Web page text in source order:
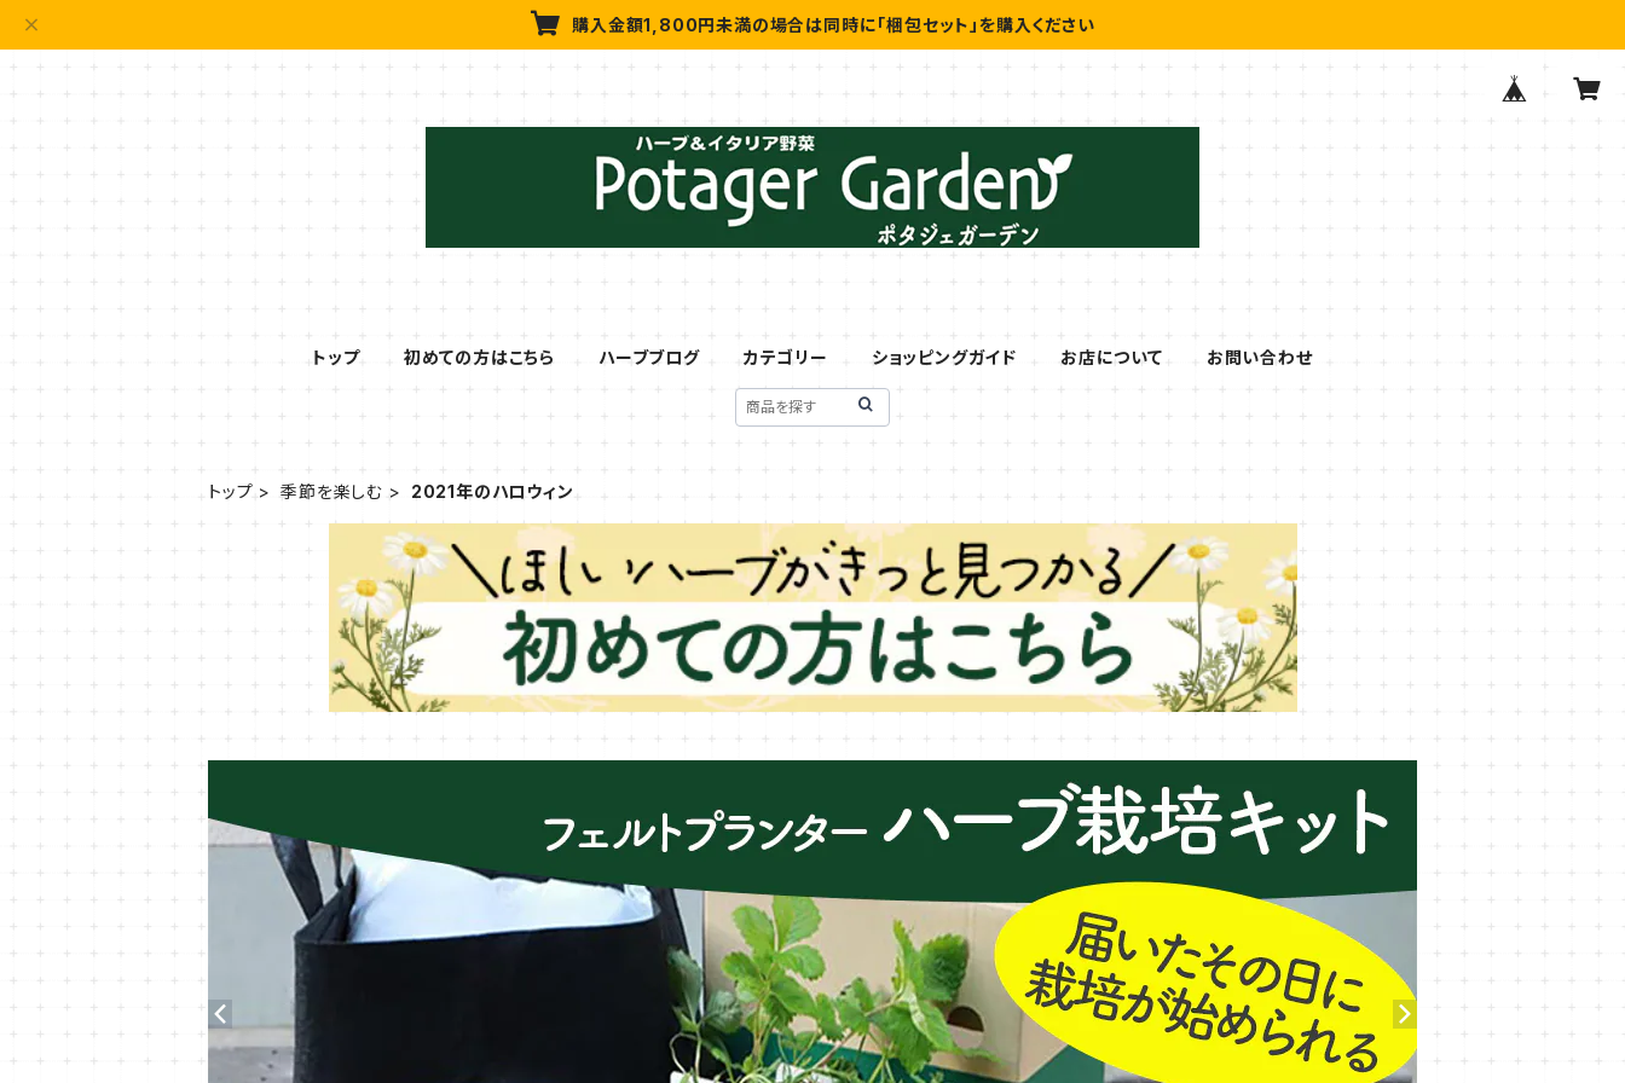
購入金額1,800円未満の場合は同時に「梱包セット」を購入ください
トップ 初めての方はこちら ハーブブログ カテゴリー ショッピングガイド お店について お問い合わせ
トップ 季節を楽しむ 2021年のハロウィン